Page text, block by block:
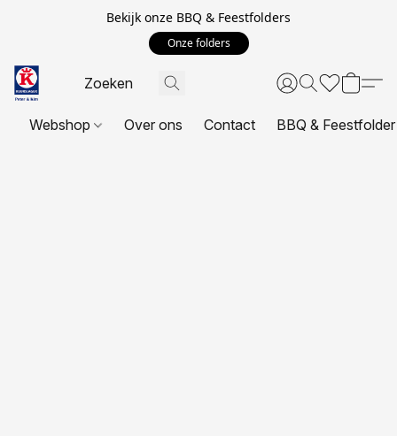
Bekijk onze BBQ & Feestfolders
Onze folders
Webshop Over ons Contact BBQ & Feestfolder